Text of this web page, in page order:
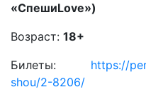
«СпешиLove»)
Возраст: 18+
Билеты: https://
shou/2-8206/